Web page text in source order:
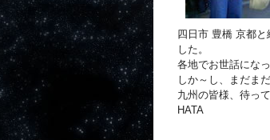
四日市 豊橋 京都
した。
各地でお世話にな
しか～し、まだま
九州の皆様、待っ
HATA